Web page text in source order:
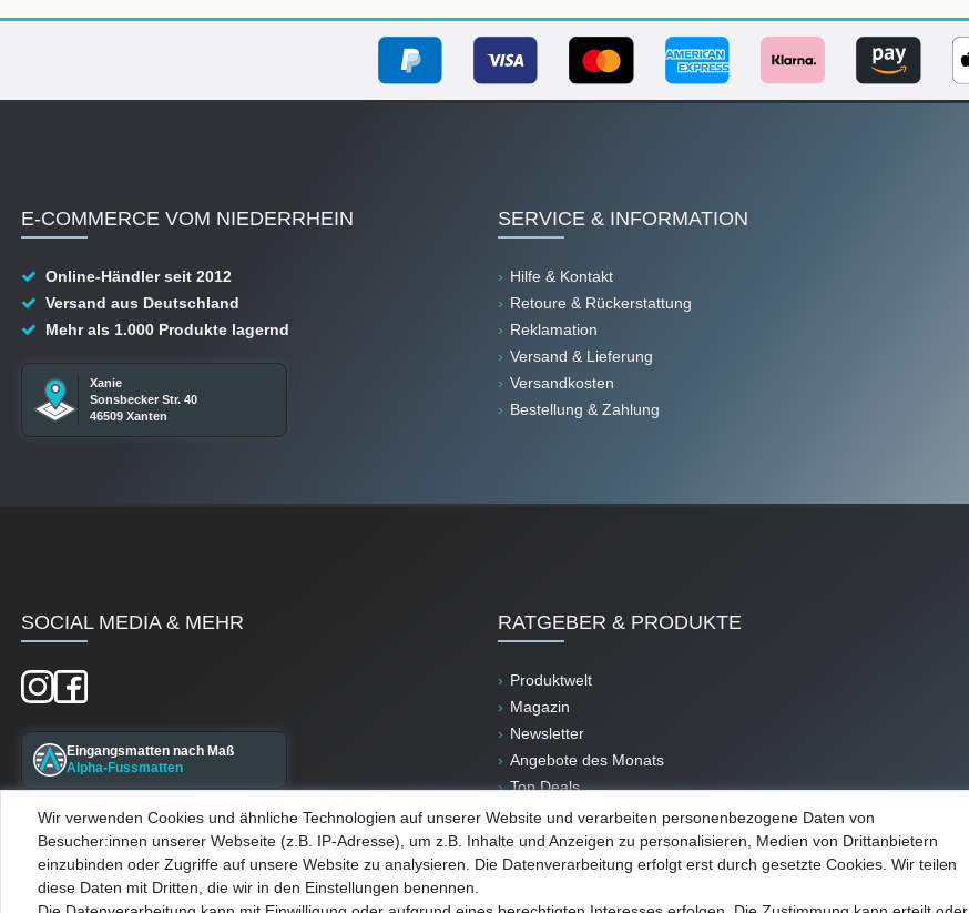
E-COMMERCE VOM NIEDERRHEIN
Online-Händler seit 2012
Versand aus Deutschland
Mehr als 1.000 Produkte lagernd
Xanie
Sonsbecker Str. 40
46509 Xanten
SERVICE & INFORMATION
Hilfe & Kontakt
Retoure & Rückerstattung
Reklamation
Versand & Lieferung
Versandkosten
Bestellung & Zahlung
SOCIAL MEDIA & MEHR
Eingangsmatten nach Maß
Alpha-Fussmatten
Maßgefertigte Kellerfenster
Alpha-Kellerfenster
RATGEBER & PRODUKTE
Produktwelt
Magazin
Newsletter
Angebote des Monats
Top Deals
B-Ware
Wir verwenden Cookies und ähnliche Technologien auf unserer Website und verarbeiten personenbezogene Daten von
Besucher:innen unserer Webseite (z.B. IP-Adresse), um z.B. Inhalte und Anzeigen zu personalisieren, Medien von Drittanbietern
einzubinden oder Zugriffe auf unsere Website zu analysieren. Die Datenverarbeitung erfolgt erst durch gesetzte Cookies. Wir teilen
diese Daten mit Dritten, die wir in den Einstellungen benennen.